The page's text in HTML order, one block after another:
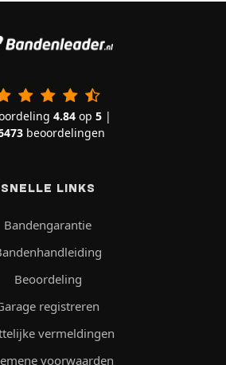
4.84op 5|
beoordelingen
SNELLE LINKS
Bandengarantie
Beoordeling
registreren
vermeldingen
voorwaarden